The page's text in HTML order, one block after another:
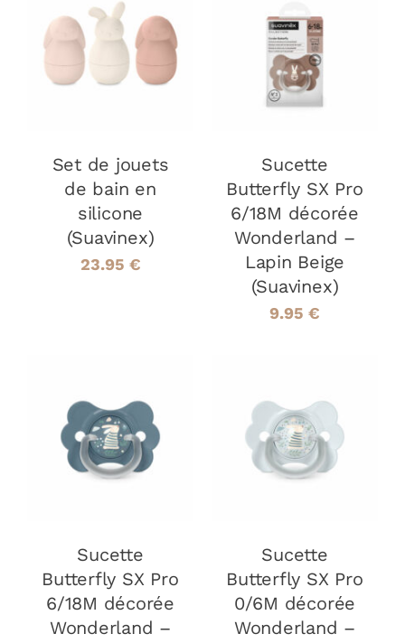
AJOUTER AU
PANIER
/
DÉTAILS
Set de jouets
de bain en
silicone
(Suavinex)
23.95 €
AJOUTER AU
PANIER
/
DÉTAILS
Sucette
Butterfly SX Pro
6/18M décorée
Wonderland –
Lapin Beige
(Suavinex)
9.95 €
AJOUTER AU
PANIER
/
DÉTAILS
Sucette
Butterfly SX Pro
6/18M décorée
Wonderland –
AJOUTER AU
PANIER
/
DÉTAILS
Sucette
Butterfly SX Pro
0/6M décorée
Wonderland –